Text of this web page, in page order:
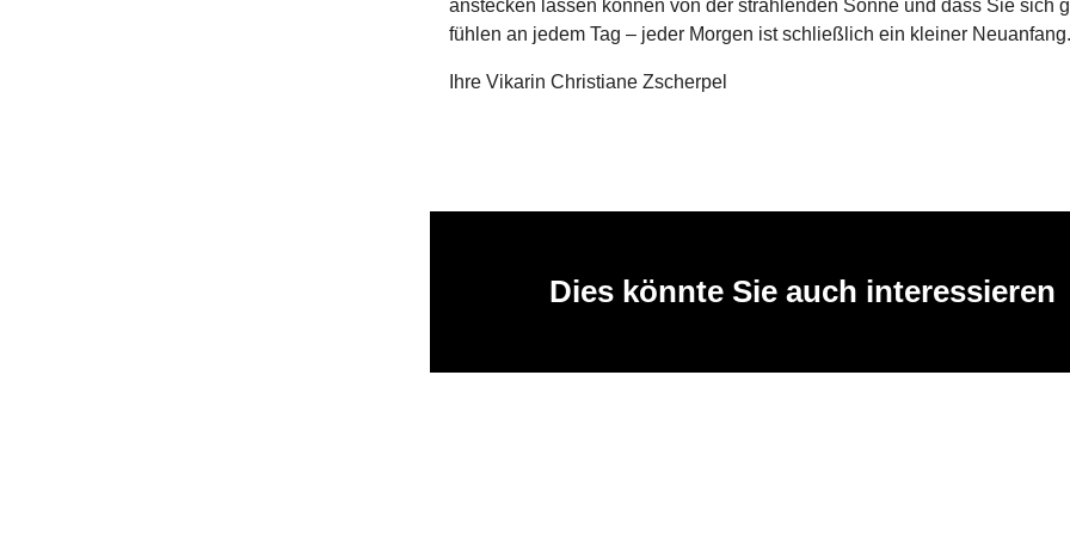
anstecken lassen können von der strahlenden Sonne und dass Sie sich
fühlen an jedem Tag – jeder Morgen ist schließlich ein kleiner Neuanfang.
Ihre Vikarin Christiane Zscherpel
Dies könnte Sie auch interessieren